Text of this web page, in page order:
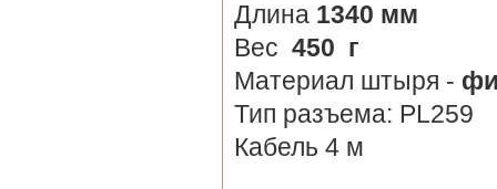
Длина 1340 мм
Вес 450 г
Материал штыря -
Тип разъема: PL259
Кабель 4 м